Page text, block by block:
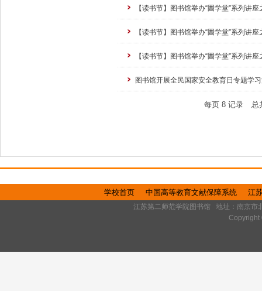
【读书节】图书馆举办“圕学堂”系列讲
【读书节】图书馆举办“圕学堂”系列讲
【读书节】图书馆举办“圕学堂”系列讲
图书馆开展全民国家安全教育日专题学
每页8 记录 总
学校首页 中国高等教育文献保障系统 江
江苏第二师范学院图书馆 地址：南京